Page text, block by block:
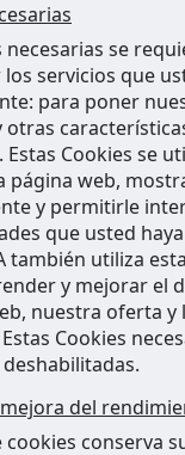
necesarias se
servicios que
para poner
otras
Cookies se
página web,
y permitirle
que usted
también utiliza
y mejorar el
nuestra oferta y
Cookies
del
cookies conserva